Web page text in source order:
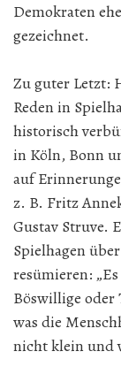
Demokraten
gezeichnet.
Zu guter Letzt:
Reden in
historisch
in Köln, Bonn
auf
z. B. Fritz
Gustav Struve.
Spielhagen
resümieren:
Böswillige oder
was die
nicht klein und